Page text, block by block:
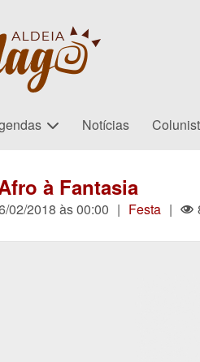
Notícias
à Fantasia
02/2018 às 00:00 | Festa |